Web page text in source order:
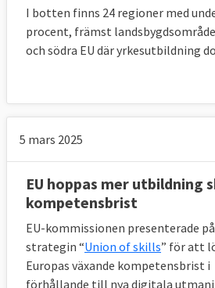
I botten finns 24 regioner med
procent, främst
och södra EU där yrkesutbildning
5 mars 2025
EU hoppas mer utbildning
kompetensbrist
EU-kommissionen presenterade
strategin “Union of skills” för att
Europas växande kompetensbrist i
förhållande till nya digitala